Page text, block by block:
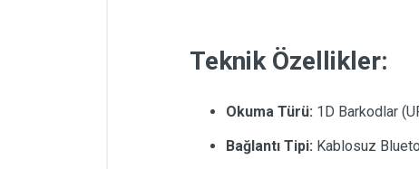
Teknik Özellikler:
Okuma Türü: 1D Barkodlar
Bağlantı Tipi: Kablosuz